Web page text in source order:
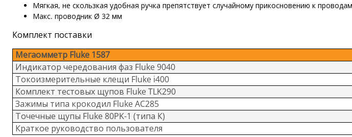
Мягкая, не скользкая удобная ручка препятствует случайному прикосновению к
Макс. проводник Ø 32 мм
Комплект поставки
Мегаомметр Fluke 1587
Индикатор чередования фаз Fluke 9040
Токоизмерительные клещи Fluke i400
Комплект тестовых щупов Fluke TLK290
Зажимы типа крокодил Fluke AC285
Точечные щупы ​Fluke 80PK-1 (типа К)
Краткое руководство пользователя